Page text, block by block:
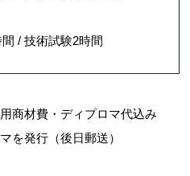
/ 技術試験2時間
商材費・ディプロマ代込み
を発行（後日郵送）